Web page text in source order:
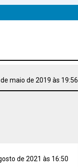
maio de 2019 às 19:56
de 2021 às 16:50